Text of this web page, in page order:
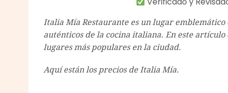
Italia Mía Restaurante es un lugar
auténticos de la cocina italiana. En este
lugares más populares en la ciudad.
Aquí están los precios de Italia Mía.